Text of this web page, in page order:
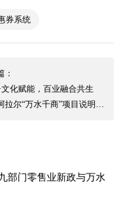
券系统
：
化赋能，百业融合共生
尔“万水千商”项目说明会
部门零售业新政与万水